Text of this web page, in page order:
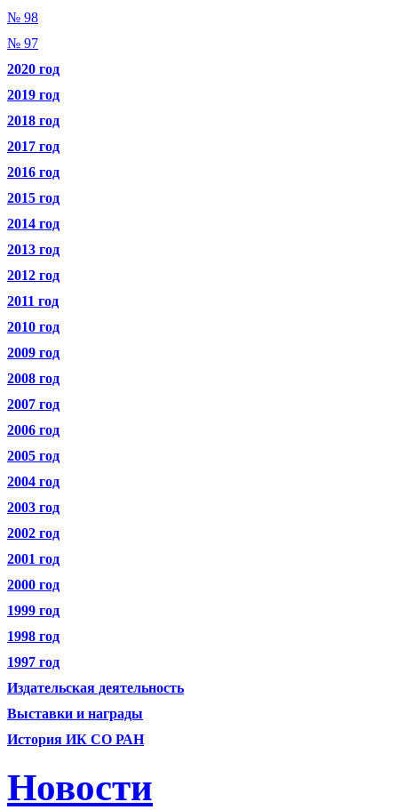
№ 98
№ 97
2020 год
2019 год
2018 год
2017 год
2016 год
2015 год
2014 год
2013 год
2012 год
2011 год
2010 год
2009 год
2008 год
2007 год
2006 год
2005 год
2004 год
2003 год
2002 год
2001 год
2000 год
1999 год
1998 год
1997 год
Издательская деятельность
Выставки и награды
История ИК СО РАН
Новости